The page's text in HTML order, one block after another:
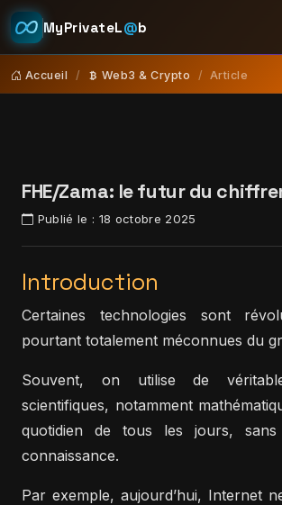
MyPrivateL@b
Accueil Web3 & Crypto Article
FHE/Zama: le futur du
Publié le : 18 octobre 2025
Introduction
Certaines technologies sont
pourtant totalement méconnues du
Souvent, on utilise de
scientifiques, notamment
quotidien de tous les jours,
connaissance.
Par exemple, aujourd’hui, Internet